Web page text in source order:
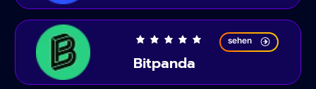
Bitpanda
sehen